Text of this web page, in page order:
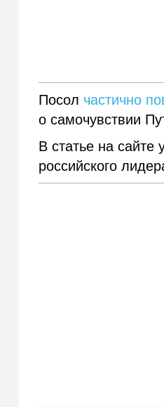
Посол частично
о самочувствии
В статье на
российского